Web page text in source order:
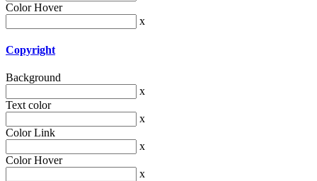
Color Hover
x
Copyright
Background
x
Text color
x
Color Link
x
Color Hover
x